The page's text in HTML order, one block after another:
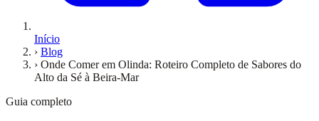
Início
› Blog
› Onde Comer em Olinda: Roteiro Completo de Sabores do
Alto da Sé à Beira-Mar
Guia completo